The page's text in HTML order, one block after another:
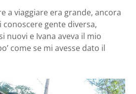
a viaggiare era grande, ancora
conoscere gente diversa,
nuovi e Ivana aveva il mio
come se mi avesse dato il